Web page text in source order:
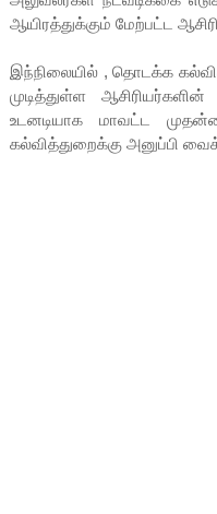
ஆயிரத்துக்கும் மேற்பட்ட
இந்நிலையில் , தொடக்க
முடித்துள்ள
உடனடியாக மாவட்ட
கல்வித்துறைக்கு அனுப்பி